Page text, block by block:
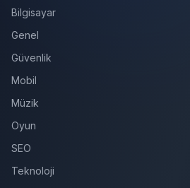
Bilgisayar
Genel
Güvenlik
Mobil
Müzik
Oyun
SEO
Teknoloji